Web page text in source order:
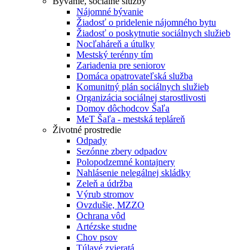
Nájomné bývanie
Žiadosť o pridelenie nájomného bytu
Žiadosť o poskytnutie sociálnych služieb
Nocľaháreň a útulky
Mestský terénny tím
Zariadenia pre seniorov
Domáca opatrovateľská služba
Komunitný plán sociálnych služieb
Organizácia sociálnej starostlivosti
Domov dôchodcov Šaľa
MeT Šaľa - mestská tepláreň
Životné prostredie
Odpady
Sezónne zbery odpadov
Polopodzemné kontajnery
Nahlásenie nelegálnej skládky
Zeleň a údržba
Výrub stromov
Ovzdušie, MZZO
Ochrana vôd
Artézske studne
Chov psov